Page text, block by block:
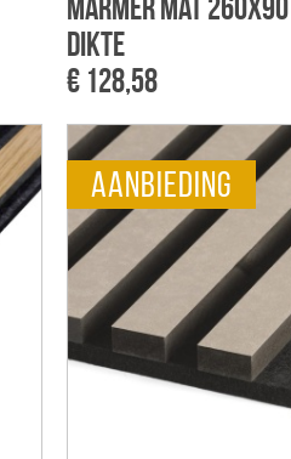
marmer mat 260x90
dikte
€ 128,58
aanbieding